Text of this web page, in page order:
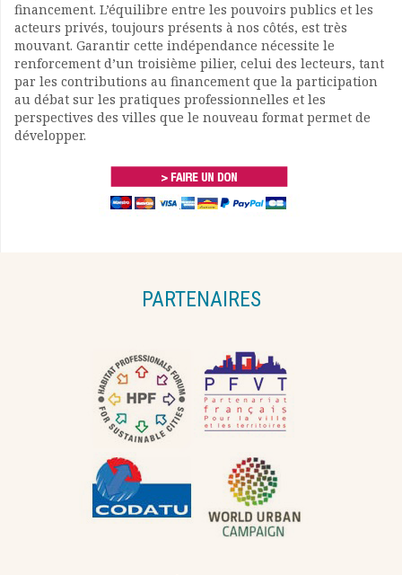
financement. L’équilibre entre les pouvoirs publics et les
acteurs privés, toujours présents à nos côtés, est très
mouvant. Garantir cette indépendance nécessite le
renforcement d’un troisième pilier, celui des lecteurs, tant
par les contributions au financement que la participation
au débat sur les pratiques professionnelles et les
perspectives des villes que le nouveau format permet de
développer.
PARTENAIRES